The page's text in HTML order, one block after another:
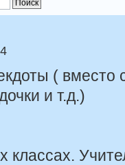
( вместо
и т.д.)
классах.